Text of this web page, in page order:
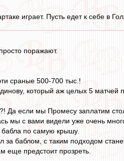
играет. Пусть едет к себе в
поражают.
сраные 500-700 тыс.!
который аж целых 5 матчей
Да если мы Промесу заплатим
мы с вами видели уже очень
по самую крышу.
за баблом, с таким подходом
еще предстоит прозреть.